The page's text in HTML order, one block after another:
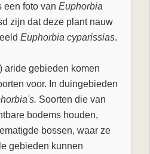
een foto van Euphorbia
zijn dat deze plant nauw
Euphorbia cyparissias.
aride gebieden komen
voor. In duingebieden
Soorten die van
bodems houden,
bossen, waar ze
gebieden kunnen